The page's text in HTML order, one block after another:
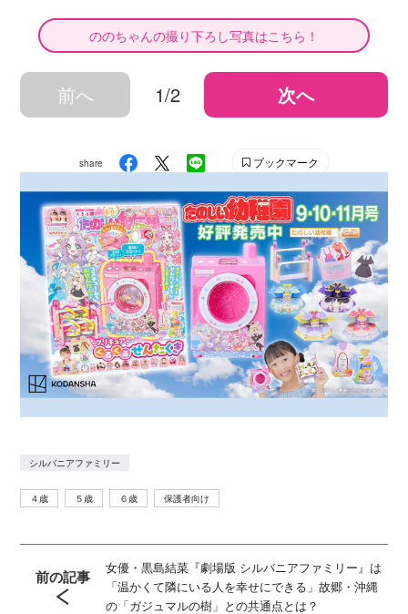
ののちゃんの撮り下ろし写真はこちら！
前へ 1/2 次へ
share ブックマーク
シルバニアファミリー
４歳 ５歳 ６歳 保護者向け
前の記事
女優・黒島結菜『劇場版 シルバニアファミリー』は
「温かくて隣にいる人を幸せにできる」故郷・沖縄
の「ガジュマルの樹」との共通点とは？